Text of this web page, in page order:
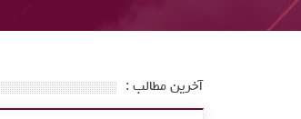
آخرین مطالب :